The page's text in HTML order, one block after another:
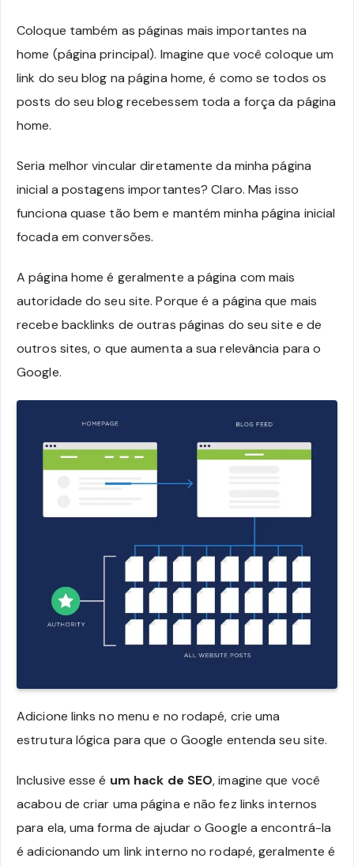
Coloque também as páginas mais importantes na
home (página principal). Imagine que você coloque um
link do seu blog na página home, é como se todos os
posts do seu blog recebessem toda a força da página
home.
Seria melhor vincular diretamente da minha página
inicial a postagens importantes? Claro. Mas isso
funciona quase tão bem e mantém minha página inicial
focada em conversões.
A página home é geralmente a página com mais
autoridade do seu site. Porque é a página que mais
recebe backlinks de outras páginas do seu site e de
outros sites, o que aumenta a sua relevância para o
Google.
Adicione links no menu e no rodapé, crie uma
estrutura lógica para que o Google entenda seu site.
Inclusive esse é um hack de SEO, imagine que você
acabou de criar uma página e não fez links internos
para ela, uma forma de ajudar o Google a encontrá-la
é adicionando um link interno no rodapé, geralmente é